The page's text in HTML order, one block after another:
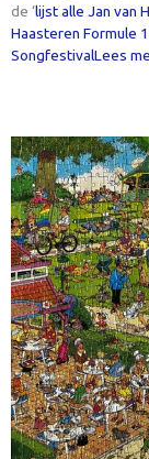
de ‘lijst alle Jan van
Haasteren Formule
SongfestivalLees